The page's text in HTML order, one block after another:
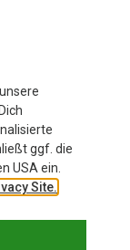
ggf. die
USA ein.
Site.